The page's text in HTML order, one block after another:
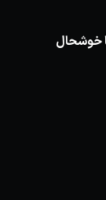
خوشحال